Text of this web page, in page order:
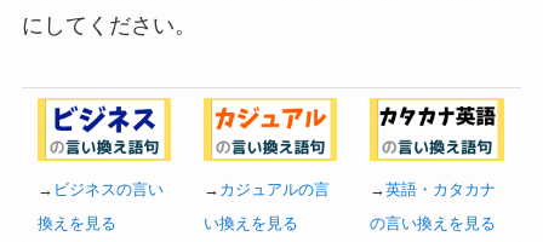
にしてください。
→ ビジネスの言い
換えを見る
→ カジュアルの言
い換えを見る
→英語・カタカナ
の言い換えを見る